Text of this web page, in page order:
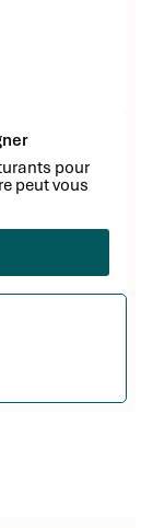
pour
peut vous